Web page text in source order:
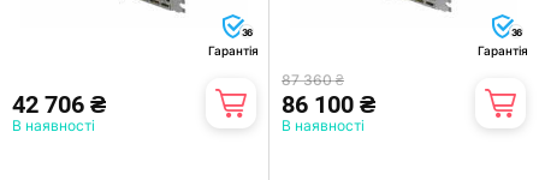
36
Гарантія
42 706 ₴
В наявності
36
Гарантія
87 360 ₴
86 100 ₴
В наявності